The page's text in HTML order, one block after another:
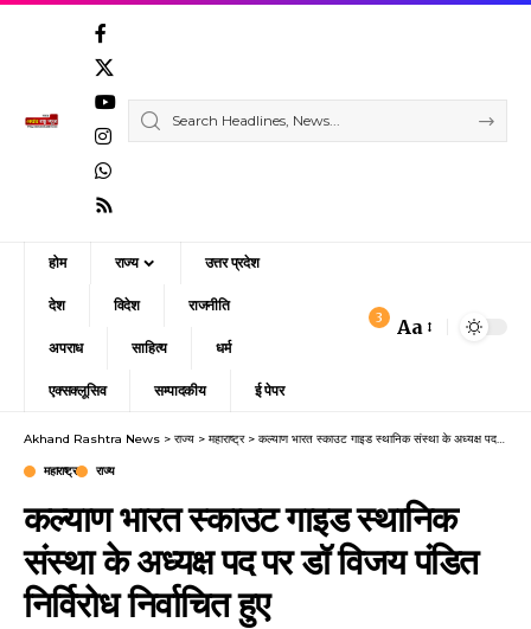
होम राज्य उत्तर प्रदेश
देश विदेश राजनीति
अपराध साहित्य धर्म
एक्सक्लूसिव सम्पादकीय ई पेपर
3
Font
Aa
Akhand Rashtra News > राज्य > महाराष्ट्र> कल्याण भारत स्काउट गाइड स्थानिक संस्था के अध्यक्ष पद पर डॉ विजय पंडित निर्विरोध निर्वाचित हुए
महाराष्ट्र राज्य
कल्याण भारत स्काउट गाइड स्थानिक
संस्था के अध्यक्ष पद पर डॉ विजय पंडित
निर्विरोध निर्वाचित हुए